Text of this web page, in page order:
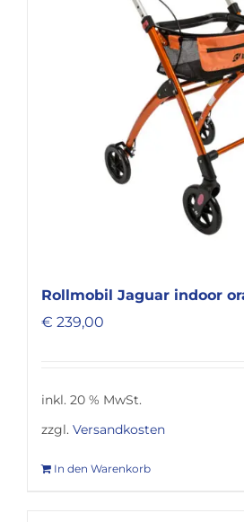
Rollmobil Jaguar indoor
€ 239,00
inkl. 20 % MwSt.
zzgl. Versandkosten
In den Warenkorb